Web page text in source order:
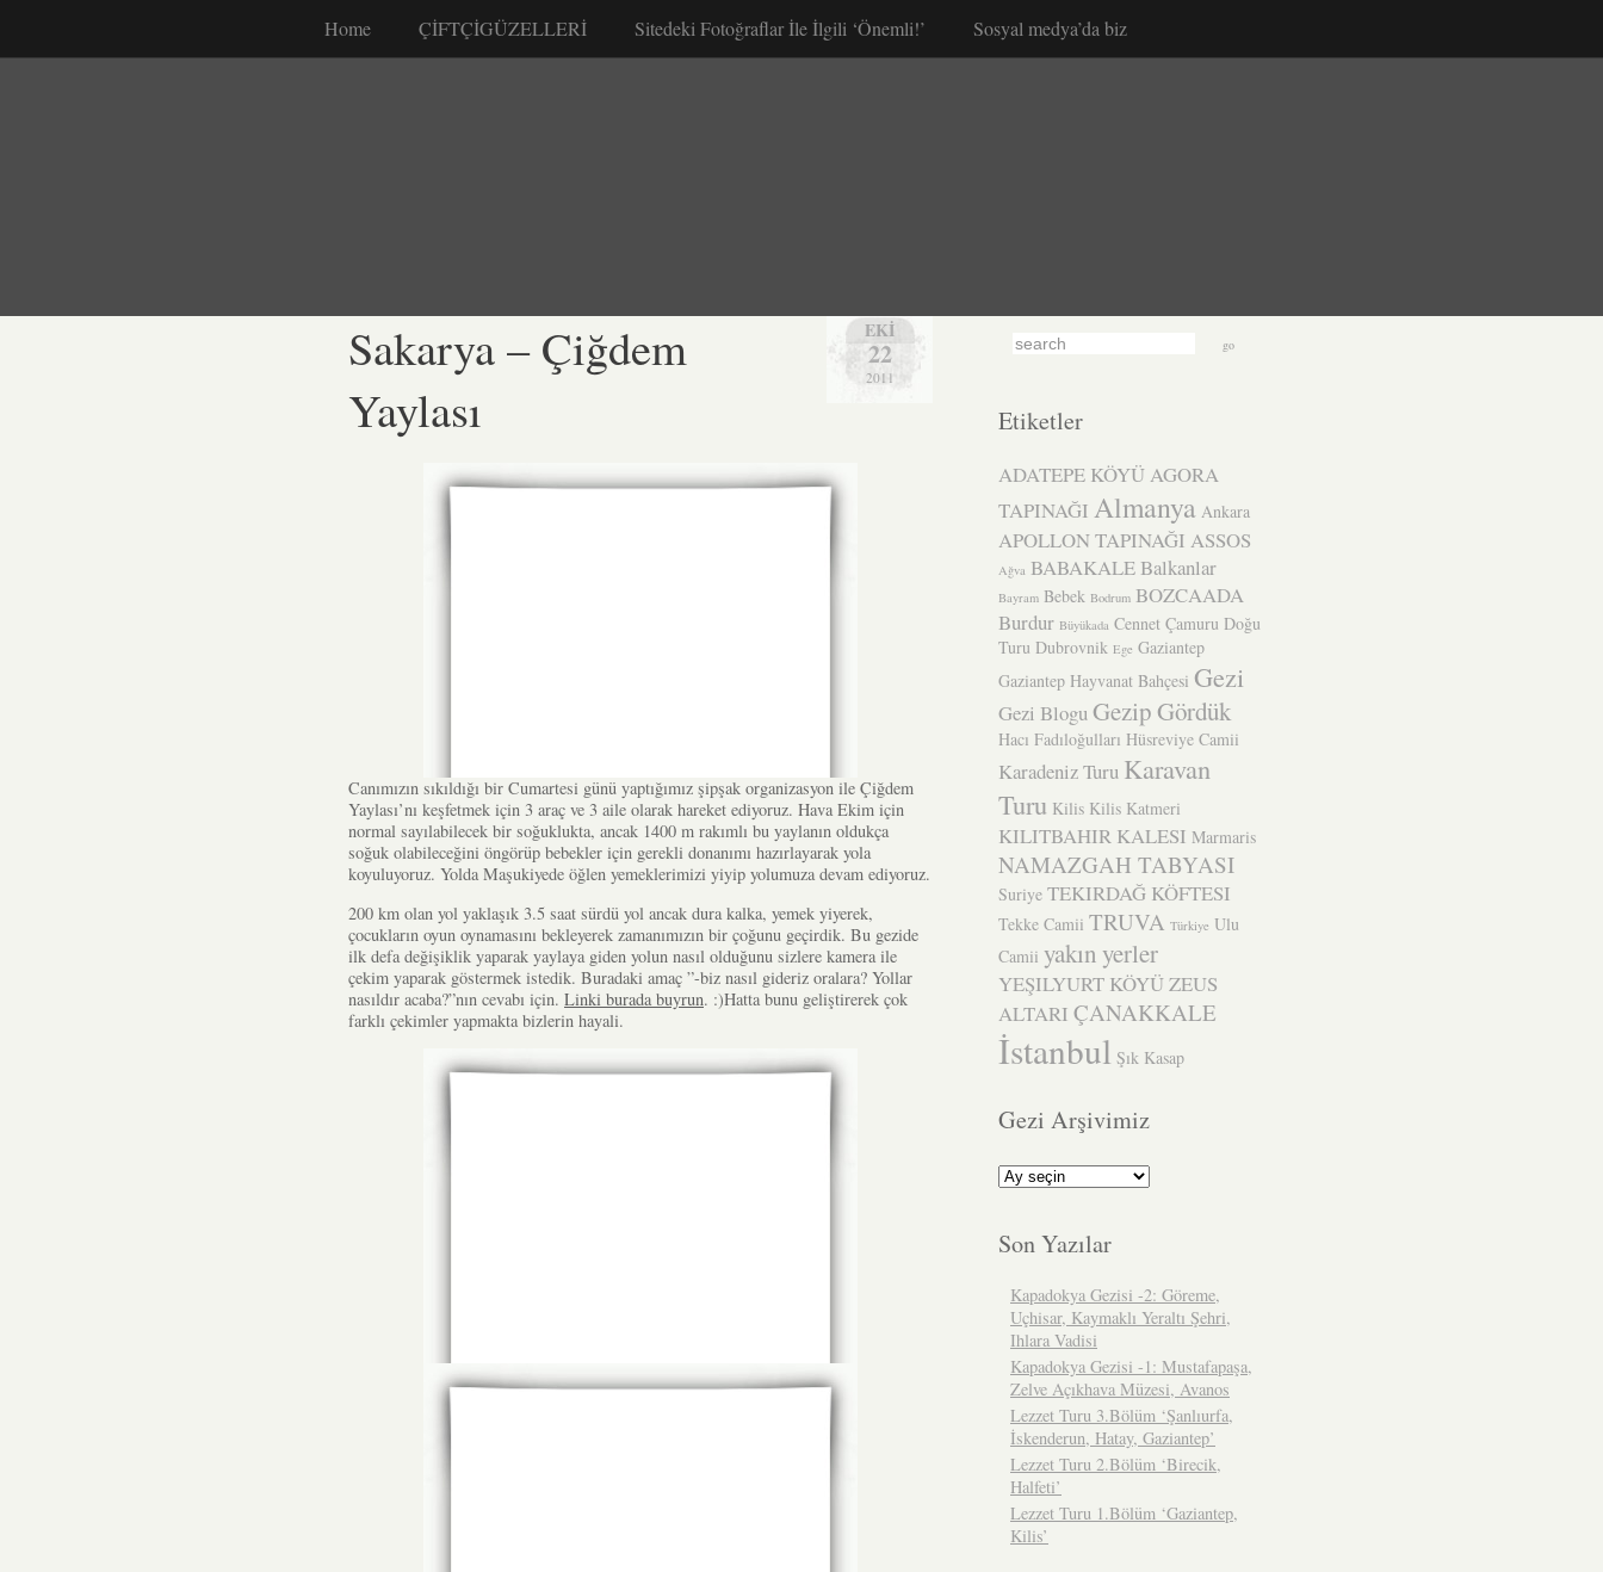
Home ÇİFTÇİGÜZELLERİ Sitedeki Fotoğraflar İle İlgili ‘Önemli!’ Sosyal medya’da biz
EKI
22
2011
Sakarya – Çiğdem
Yaylası
Canımızın sıkıldığı bir Cumartesi günü yaptığımız şipşak organizasyon ile Çiğdem
Yaylası’nı keşfetmek için 3 araç ve 3 aile olarak hareket ediyoruz. Hava Ekim için
normal sayılabilecek bir soğuklukta, ancak 1400 m rakımlı bu yaylanın oldukça
soğuk olabileceğini öngörüp bebekler için gerekli donanımı hazırlayarak yola
koyuluyoruz. Yolda Maşukiyede öğlen yemeklerimizi yiyip yolumuza devam ediyoruz.
200 km olan yol yaklaşık 3.5 saat sürdü yol ancak dura kalka, yemek yiyerek,
çocukların oyun oynamasını bekleyerek zamanımızın bir çoğunu geçirdik. Bu gezide
ilk defa değişiklik yaparak yaylaya giden yolun nasıl olduğunu sizlere kamera ile
çekim yaparak göstermek istedik. Buradaki amaç ”-biz nasıl gideriz oralara? Yollar
nasıldır acaba?”nın cevabı için. Linki burada buyrun. :)Hatta bunu geliştirerek çok
farklı çekimler yapmakta bizlerin hayali.
Etiketler
ADATEPE KÖYÜAGORA
TAPINAĞI Almanya Ankara
APOLLON TAPINAĞI ASSOS
Ağva BABAKALE Balkanlar
Bayram Bebek Bodrum BOZCAADA
Burdur Büyükada Cennet Çamuru Doğu
Turu Dubrovnik Ege Gaziantep
Gaziantep Hayvanat Bahçesi Gezi
Gezi BloguGezip Gördük
Hacı Fadıloğulları Hüsreviye Camii
Karadeniz Turu Karavan
Turu Kilis Kilis Katmeri
KILITBAHIR KALESI Marmaris
NAMAZGAH TABYASI
Suriye TEKIRDAĞ KÖFTESI
Tekke Camii TRUVA Türkiye Ulu
Camii yakın yerler
YEŞILYURT KÖYÜZEUS
ALTARI ÇANAKKALE
İstanbul Şık Kasap
Gezi Arşivimiz
Gezi
Arşivimiz
Son Yazılar
Kapadokya Gezisi -2: Göreme,
Uçhisar, Kaymaklı Yeraltı Şehri,
Ihlara Vadisi
Kapadokya Gezisi -1: Mustafapaşa,
Zelve Açıkhava Müzesi, Avanos
Lezzet Turu 3.Bölüm ‘Şanlıurfa,
İskenderun, Hatay, Gaziantep’
Lezzet Turu 2.Bölüm ‘Birecik,
Halfeti’
Lezzet Turu 1.Bölüm ‘Gaziantep,
Kilis’